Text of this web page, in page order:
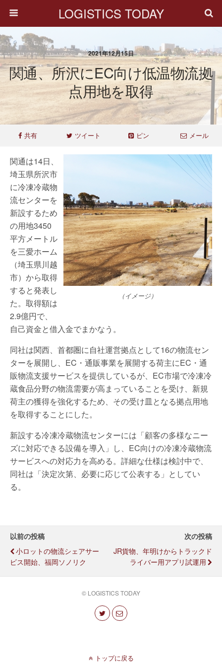
LOGISTICS TODAY
2021年12月15日
関通、所沢にEC向け低温物流拠
点用地を取得
共有 ツイート ピン メール
（イメージ）
関通は14日、
埼玉県所沢市
に冷凍冷蔵物
流センターを
新設するため
の用地3450
平方メートル
を三愛ホーム
（埼玉県川越
市）から取得
すると発表し
た。取得額は
2.9億円で、
自己資金と借入金でまかなう。
同社は関西、首都圏に自社運営拠点として16の物流セン
ターを展開し、EC・通販事業を展開する荷主にEC・通
販物流支援サービスを提供しているが、EC市場で冷凍冷
蔵食品分野の物流需要が高まっていることを受け、新規
荷主の獲得を強化するため、その受け皿となる拠点用地
を取得することにした。
新設する冷凍冷蔵物流センターには「顧客の多様なニー
ズに対応できる設備を導入」し、EC向けの冷凍冷蔵物流
サービスへの対応力を高める。詳細な仕様は検討中で、
同社は「決定次第、必要に応じて公表する」としてい
る。
以前の投稿
小ロットの物流シェアサー
ビス開始、福岡ソノリク
次の投稿
JR貨物、年明けからトラックド
ライバー用アプリ試運用
© LOGISTICS TODAY
トップに戻る